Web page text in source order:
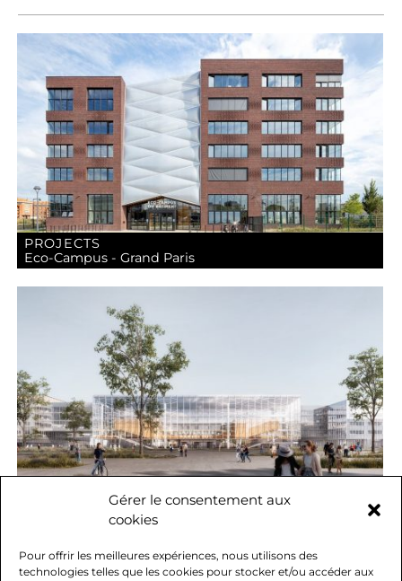
Gérer le consentement aux
cookies
Pour offrir les meilleures expériences, nous utilisons des
technologies telles que les cookies pour stocker et/ou accéder aux
PROJECTS
Eco-Campus - Grand Paris
Pôle Bio-Pharma-Chimie - Saclay